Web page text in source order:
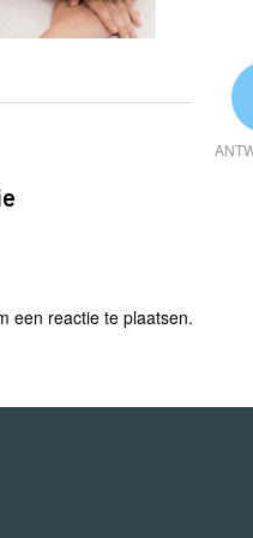
een reactie te plaatsen.